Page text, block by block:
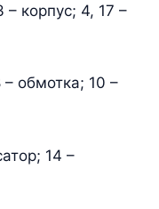
корпус; 4, 17 –
– обмотка; 10 –
14 –